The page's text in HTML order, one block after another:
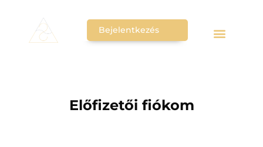
Bejelentkezés
Előfizetői fiókom